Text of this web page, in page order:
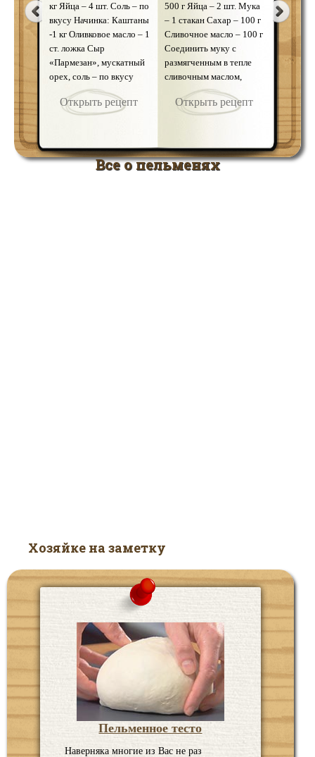
кг Яйца – 4 шт. Соль – по
вкусу Начинка: Каштаны
-1 кг Оливковое масло – 1
ст. ложка Сыр
«Пармезан», мускатный
орех, соль – по вкусу
Каштаны сварить,
очистить, раз …
Открыть рецепт
стакана Яйца – 1 шт.
Соль – 1/2 ч. ложки Вода
– 1/4 стакана Начинка:
Сливы – 700 г Сахар –
1/2 стакана Заварить
1/10 часть муки 1/3
частью кипятка о …
Открыть рецепт
500 г Яйца – 2 шт. Мука
– 1 стакан Сахар – 100 г
Сливочное масло – 100 г
Соединить муку с
размягченным в тепле
сливочным маслом,
добавить яйца, творог и
саха …
Открыть рецепт
Соль –
250 г
шт.
Все о пельменях
Хозяйке на заметку
Пельменное тесто
Наверняка многие из Вас не раз